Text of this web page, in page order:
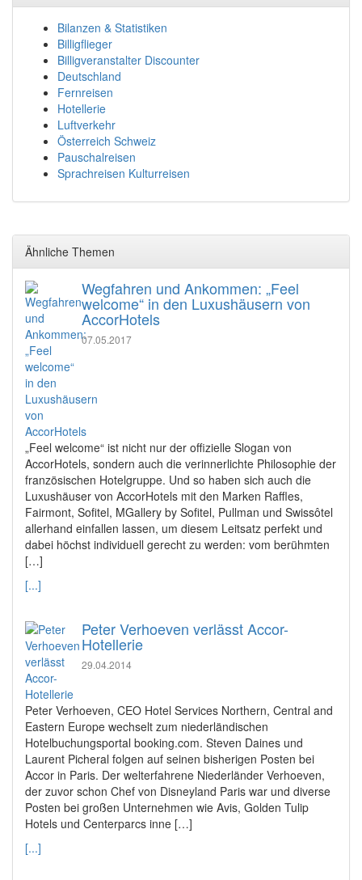
Bilanzen & Statistiken
Billigflieger
Billigveranstalter Discounter
Deutschland
Fernreisen
Hotellerie
Luftverkehr
Österreich Schweiz
Pauschalreisen
Sprachreisen Kulturreisen
Ähnliche Themen
Wegfahren und Ankommen: „Feel
welcome“ in den Luxushäusern von
AccorHotels
07.05.2017
„Feel welcome“ ist nicht nur der offizielle Slogan von
AccorHotels, sondern auch die verinnerlichte Philosophie der
französischen Hotelgruppe. Und so haben sich auch die
Luxushäuser von AccorHotels mit den Marken Raffles,
Fairmont, Sofitel, MGallery by Sofitel, Pullman und Swissôtel
allerhand einfallen lassen, um diesem Leitsatz perfekt und
dabei höchst individuell gerecht zu werden: vom berühmten
[…]
[...]
Peter Verhoeven verlässt Accor-
Hotellerie
29.04.2014
Peter Verhoeven, CEO Hotel Services Northern, Central and
Eastern Europe wechselt zum niederländischen
Hotelbuchungsportal booking.com. Steven Daines und
Laurent Picheral folgen auf seinen bisherigen Posten bei
Accor in Paris. Der welterfahrene Niederländer Verhoeven,
der zuvor schon Chef von Disneyland Paris war und diverse
Posten bei großen Unternehmen wie Avis, Golden Tulip
Hotels und Centerparcs inne […]
[...]